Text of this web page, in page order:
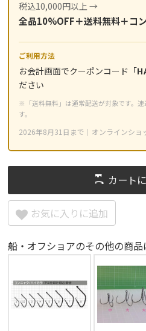
税込10,000円以上
全品10%OFF＋送料無料＋コ
ご利用方法
お会計画面でクーポンコード「
ださい
※「送料無料」は通常配送が対象です。
す。
2026年8月31日まで｜オンラインショ
カート
お気に入りに追加
船・オフショアのその他の商品